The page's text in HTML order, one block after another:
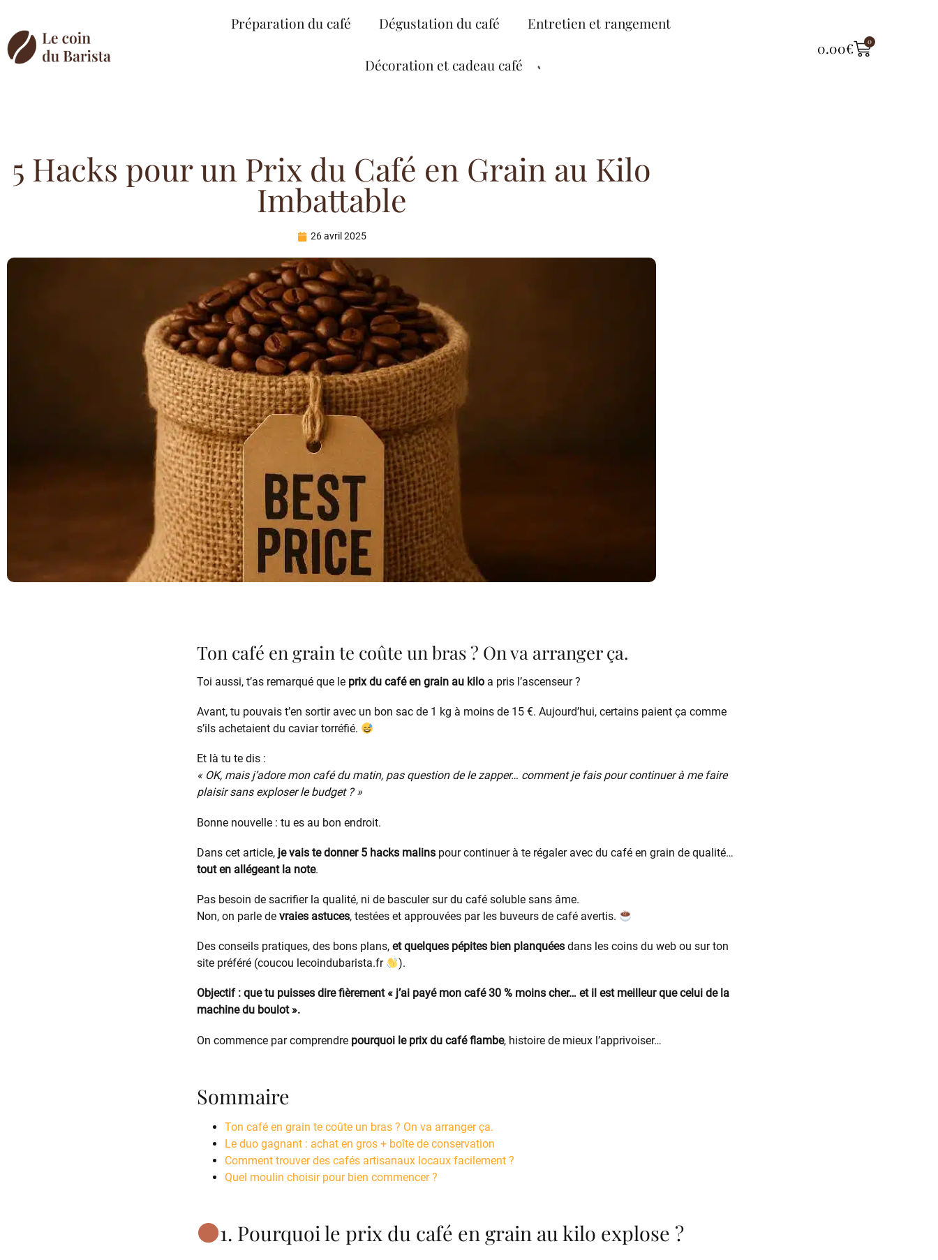
Préparation du café Dégustation du café Entretien et rangement
Décoration et cadeau café
0.00€ 0
5 Hacks pour un Prix du Café en Grain au Kilo
Imbattable
26 avril 2025
Ton café en grain te coûte un bras ? On va arranger ça.
Toi aussi, t’as remarqué que le prix du café en grain au kilo a pris l’ascenseur ?
Avant, tu pouvais t’en sortir avec un bon sac de 1 kg à moins de 15 €. Aujourd’hui, certains paient ça comme
s’ils achetaient du caviar torréfié.
Et là tu te dis :
« OK, mais j’adore mon café du matin, pas question de le zapper… comment je fais pour continuer à me faire
plaisir sans exploser le budget ? »
Bonne nouvelle : tu es au bon endroit.
Dans cet article, je vais te donner 5 hacks malins pour continuer à te régaler avec du café en grain de qualité…
tout en allégeant la note.
Pas besoin de sacrifier la qualité, ni de basculer sur du café soluble sans âme.
Non, on parle de vraies astuces, testées et approuvées par les buveurs de café avertis.
Des conseils pratiques, des bons plans, et quelques pépites bien planquées dans les coins du web ou sur ton
site préféré (coucou lecoindubarista.fr
).
Objectif : que tu puisses dire fièrement « j’ai payé mon café 30 % moins cher… et il est meilleur que celui de la
machine du boulot ».
On commence par comprendre pourquoi le prix du café flambe, histoire de mieux l’apprivoiser…
Sommaire
Ton café en grain te coûte un bras ? On va arranger ça.
Le duo gagnant : achat en gros + boîte de conservation
Comment trouver des cafés artisanaux locaux facilement ?
Quel moulin choisir pour bien commencer ?
1. Pourquoi le prix du café en grain au kilo explose ?